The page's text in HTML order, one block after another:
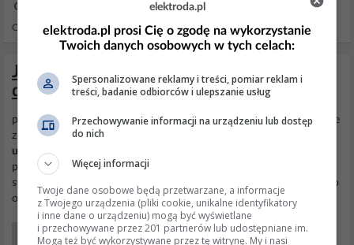
Odpowiedzi: 2 Wyświetleń: 1101
Jak ustawić antenę satelitarną z
dekoderem Ferguson 1018SE?
proponuję :zamontować uchwyt od strony południowej (koniecznie
z zachowaniem pionu i pozoimu kąta prostego) zawiesić
ustawićodchylenie kąta ok.28-30 stp. i skirować na godz. 13 od
połydnia tj. około 10 cm od kirunku południowego po złapaniu
sygnału zgrubnego na dekoderze delikatnie obracać w prawo i lewo
oraz góra i dół do uztskania nalepszego...
SAT Serwis
elektroda.pl
elektroda.pl prosi Cię o zgodę na wykorzystanie
Twoich danych osobowych w tych celach:
Spersonalizowane reklamy i treści, pomiar reklam i
treści, badanie odbiorców i ulepszanie usług
Przechowywanie informacji na urządzeniu lub dostęp
do nich
Więcej informacji
Twoje dane osobowe będą przetwarzane, a informacje
z Twojego urządzenia (pliki cookie, unikalne identyfikatory
i inne dane o urządzeniu) mogą być wyświetlane
i przechowywane przez 201 partnerów lub udostępniane im.
Mogą też być wykorzystywane przez tę witrynę. My i nasi